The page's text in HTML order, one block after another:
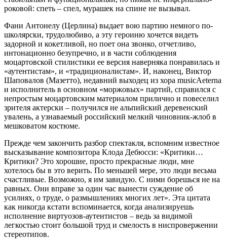
роковой: спеть – спел, мурашек на спине не вызывал.
Фани Антонелу (Церлина) выдает вою партию немного по-
школярски, трудолюбиво, а эту героиню хочется видеть
задорной и кокетливой, но поет она звонко, отчетливо,
интонационно безупречно, и в части соблюдения
моцартовской стилистики ее версия наверняка понравилась и
«аутентистам», и «традиционалистам». И, наконец, Виктор
Шаповалов (Мазетто), недавний выходец из хора musicAeterna
и исполнитель в основном «моржовых» партий, справился с
непростым моцартовским материалом прилично и повеселил
зрителя актерски – получился не альпийский деревенский
увалень, а узнаваемый российский мелкий чиновник-жлоб в
мешковатом костюме.
Прежде чем закончить разбор спектакля, вспомним известное
высказывание композитора Клода Дебюсси: «Критики…
Критики? Это хорошие, просто прекрасные люди, мне
хотелось бы в это верить. По меньшей мере, это люди весьма
счастливые. Возможно, я им завидую. С ними борешься не на
равных. Они вправе за один час вынести суждение об
усилиях, о труде, о размышлениях многих лет». Эта цитата
как никогда кстати вспоминается, когда анализируешь
исполнение виртуозов-аутентистов – ведь за видимой
легкостью стоит большой труд и смелость в ниспровержении
стереотипов.